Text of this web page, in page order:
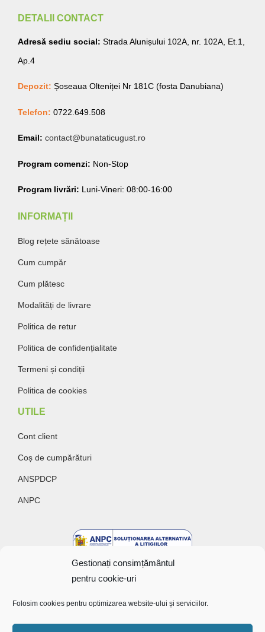
Gestionați consimțământul
pentru cookie-uri
Folosim cookies pentru optimizarea website-ului și serviciilor.
DETALII CONTACT
Adresă sediu social: Strada Alunișului 102A, nr. 102A, Et.1,
Ap.4
Depozit: Șoseaua Olteniței Nr 181C (fosta Danubiana)
Telefon: 0722.649.508
Email: contact@bunataticugust.ro
Program comenzi: Non-Stop
Program livrări: Luni-Vineri: 08:00-16:00
INFORMAȚII
Blog rețete sănătoase
Cum cumpăr
Cum plătesc
Modalități de livrare
Politica de retur
Politica de confidențialitate
Termeni și condiții
Politica de cookies
UTILE
Cont client
Coș de cumpărături
ANSPDCP
ANPC